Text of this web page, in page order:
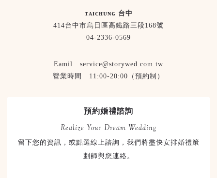
ᴛᴀɪᴄʜᴜɴɢ 台中
414台中市烏日區高鐵路三段168號
04-2336-0569
Eamil service@storywed.com.tw
營業時間 11:00-20:00（預約制）
預約婚禮諮詢
Realize Your Dream Wedding
留下您的資訊，或點選線上諮詢，我們將盡快安排婚禮策
劃師與您連絡。